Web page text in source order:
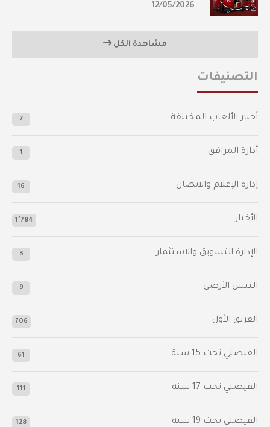
12/05/2026
مشاهدة الكل
التصنيفات
أخبار الألعاب المختلفة 2
أدارة المرافق 1
إدارة الإعلام والاتصال 16
الأخبار 1٬784
الإدارة التسويق والاستثمار 3
التنس الأرضي 9
الفريق الأول 706
الفيصلي‬⁩ تحت 15 سنة 61
‫الفيصلي‬⁩ تحت 17 سنة 111
الفيصلي‬⁩ تحت 19 سنة 128